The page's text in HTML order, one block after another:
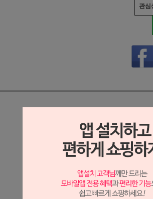
관심
상세 정보를 확대해 보실 수
※ 필독해주세요 ※
장미는 시세 변동에 따라 가격이 달라
문의 후 주문 바랍니다.